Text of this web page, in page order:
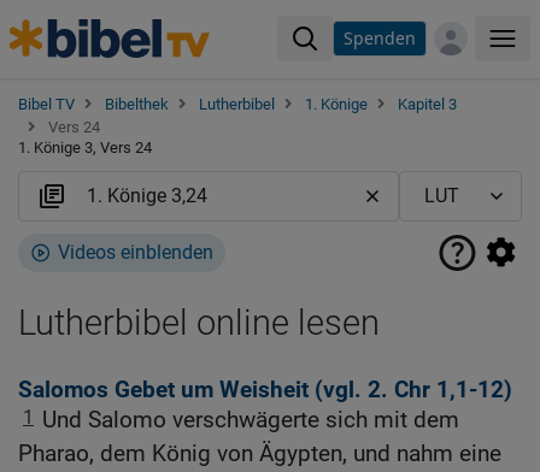
Spenden
Bibel TV Bibelthek Lutherbibel 1. Könige
Kapitel 3
Vers 24
1. Könige 3, Vers 24
Videos einblenden
Lutherbibel online lesen
Salomos Gebet um Weisheit (vgl. 2. Chr 1,1-12)
1
Und Salomo verschwägerte sich mit dem
Pharao, dem König von Ägypten, und nahm eine